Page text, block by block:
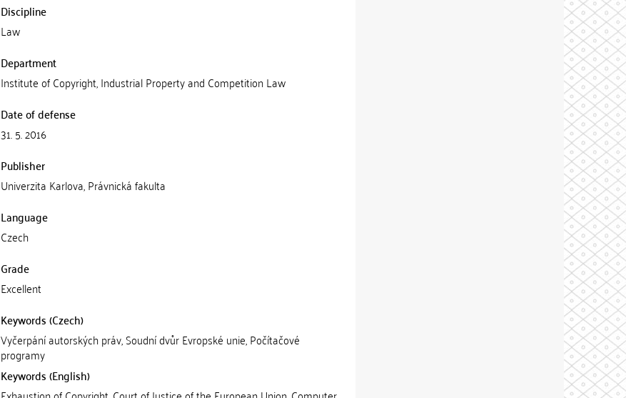
Discipline
Law
Department
Institute of Copyright, Industrial Property and Competition Law
Date of defense
31. 5. 2016
Publisher
Univerzita Karlova, Právnická fakulta
Language
Czech
Grade
Excellent
Keywords (Czech)
Vyčerpání autorských práv, Soudní dvůr Evropské unie, Počítačové
programy
Keywords (English)